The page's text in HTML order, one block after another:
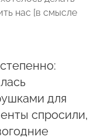
нас [в смысле
для
спросили,